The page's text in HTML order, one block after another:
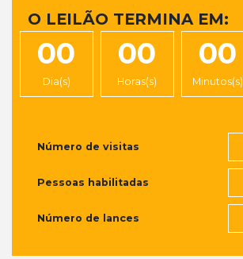
O LEILÃO TERMINA EM:
00
Dia(s)
00
Horas(s)
00
Minutos(s)
Número de visitas
Pessoas habilitadas
Número de lances